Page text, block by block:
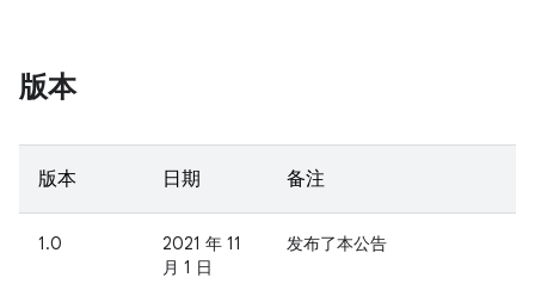
版本
版本 日期 备注
1.0
2021 年 11
月 1 日
发布了本公告